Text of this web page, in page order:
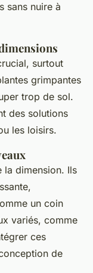
sans nuire à
surtout
grimpantes
trop de sol.
des solutions
les loisirs.
la dimension. Ils
un coin
variés, comme
ces
de